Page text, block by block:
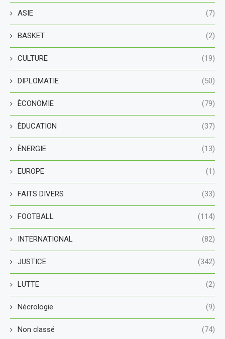
ASIE (7)
BASKET (2)
CULTURE (19)
DIPLOMATIE (50)
ÈCONOMIE (79)
ÈDUCATION (37)
ÈNERGIE (13)
EUROPE (1)
FAITS DIVERS (33)
FOOTBALL (114)
INTERNATIONAL (82)
JUSTICE (342)
LUTTE (2)
Nécrologie (9)
Non classé (74)